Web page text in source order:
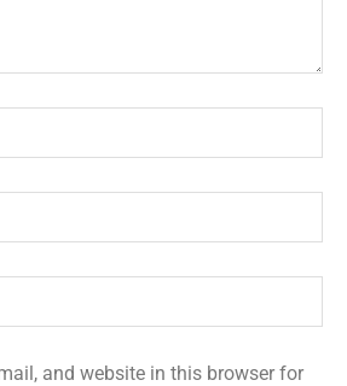
and website in this browser for